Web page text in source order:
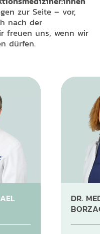
zur Seite – vor,
nach der
freuen uns, wenn wir
dürfen.
DR.